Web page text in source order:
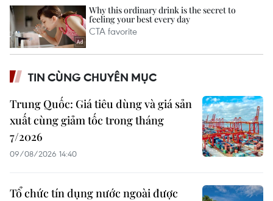
TIN CÙNG CHUYÊN MỤC
Trung Quốc: Giá tiêu dùng và giá sản
xuất cùng giảm tốc trong tháng
7/2026
09/08/2026 14:40
Tổ chức tín dụng nước ngoài được